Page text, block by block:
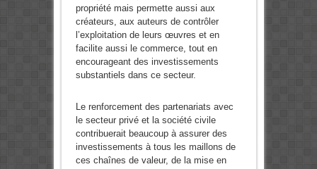
propriété mais permette aussi aux
créateurs, aux auteurs de contrôler
l’exploitation de leurs œuvres et en
facilite aussi le commerce, tout en
encourageant des investissements
substantiels dans ce secteur.
Le renforcement des partenariats avec
le secteur privé et la société civile
contribuerait beaucoup à assurer des
investissements à tous les maillons de
ces chaînes de valeur, de la mise en